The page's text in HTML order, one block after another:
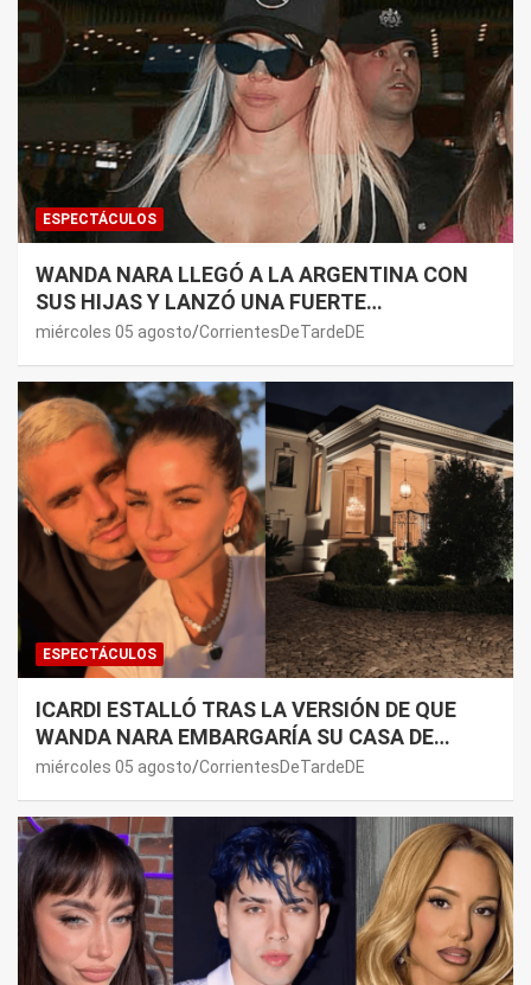
ESPECTÁCULOS
WANDA NARA LLEGÓ A LA ARGENTINA CON
SUS HIJAS Y LANZÓ UNA FUERTE
PREMONICIÓN SOBRE MAURO ICARDI
miércoles 05 agosto CorrientesDeTardeDE
ESPECTÁCULOS
ICARDI ESTALLÓ TRAS LA VERSIÓN DE QUE
WANDA NARA EMBARGARÍA SU CASA DE
NORDELTA: “NECESITAN RASCAR DE ALGÚN
miércoles 05 agosto CorrientesDeTardeDE